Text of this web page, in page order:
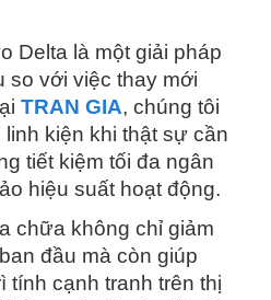
Delta là một giải pháp
so với việc thay mới
TRAN GIA, chúng tôi
kiện khi thật sự cần
tiết kiệm tối đa ngân
hiệu suất hoạt động.
chữa không chỉ giảm
đầu mà còn giúp
tính cạnh tranh trên thị